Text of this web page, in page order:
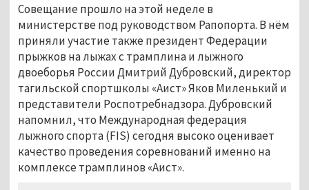
Совещание прошло на этой неделе в
министерстве под руководством Рапопорта. В нём
приняли участие также президент Федерации
прыжков на лыжах с трамплина и лыжного
двоеборья России Дмитрий Дубровский, директор
тагильской спортшколы «Аист» Яков Миленький и
представители Роспотребнадзора. Дубровский
напомнил, что Международная федерация
лыжного спорта (FIS) сегодня высоко оценивает
качество проведения соревнований именно на
комплексе трамплинов «Аист».